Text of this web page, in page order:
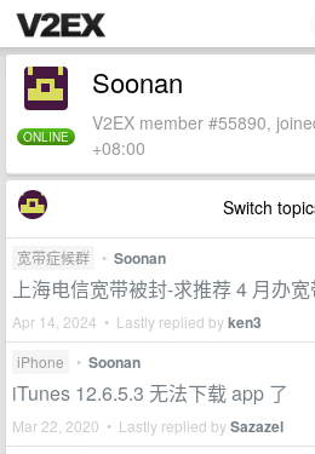
ONLINE
Soonan
V2EX member #55890,
+08:00
Switch
宽带症候群 • Soonan
上海电信宽带被封-求推荐 4 月办
Apr 14, 2024 • Lastly replied byken3
iPhone • Soonan
iTunes 12.6.5.3 无法下载 app 了
Mar 22, 2020 • Lastly replied bySazazel